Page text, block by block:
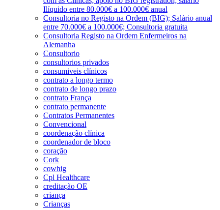
Ilíquido entre 80.000€ a 100.000€ anual
Consultoria no Registo na Ordem (BIG); Salário anual
entre 70.000€ a 100.000€; Consultoria gratuita
Consultoria Registo na Ordem Enfermeiros na
Alemanha
Consultorio
consultorios privados
consumiveis clínicos
contrato a longo termo
contrato de longo prazo
contrato França
contrato permanente
Contratos Permanentes
Convencional
coordenação clínica
coordenador de bloco
coração
Cork
cowhig
Cpl Healthcare
creditação OE
criança
Crianças